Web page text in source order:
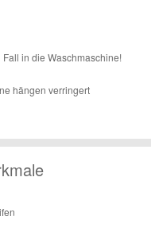
in die Waschmaschine!
hängen verringert